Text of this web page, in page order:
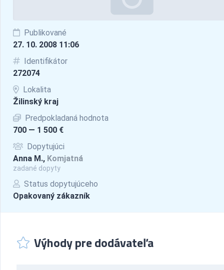
Publikované
27. 10. 2008 11:06
Identifikátor
272074
Lokalita
Žilinský kraj
Predpokladaná hodnota
700 — 1 500 €
Dopytujúci
Anna M., Komjatná
zadané dopyty
Status dopytujúceho
Opakovaný zákazník
Výhody pre dodávateľa